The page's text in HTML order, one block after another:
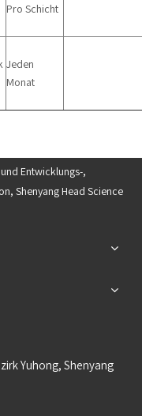
Pro Schicht
Jeden
Monat
Entwicklungs-,
Shenyang Head Science
Yuhong, Shenyang